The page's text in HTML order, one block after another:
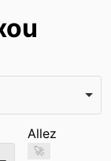
Allez
🚀